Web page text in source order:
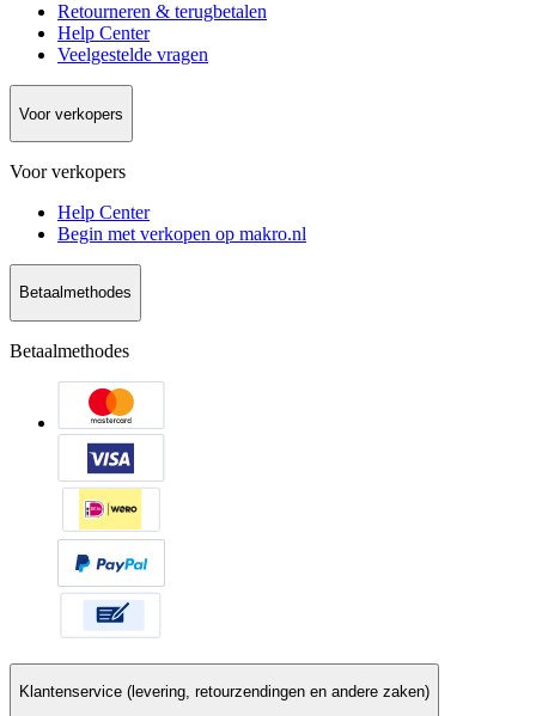
Retourneren & terugbetalen
Help Center
Veelgestelde vragen
Voor verkopers
Voor verkopers
Help Center
Begin met verkopen op makro.nl
Betaalmethodes
Betaalmethodes
Klantenservice (levering, retourzendingen en andere zaken)